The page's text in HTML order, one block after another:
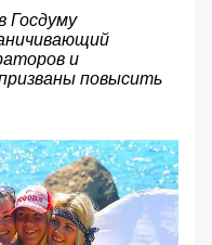
Госдуму
и
повысить